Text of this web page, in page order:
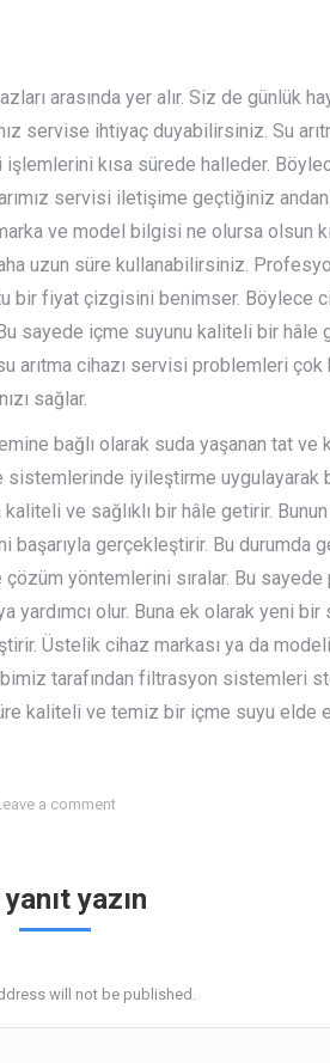
arasında yer alır. Siz de günlük
servise ihtiyaç duyabilirsiniz. Su
kısa sürede halleder.
servisi iletişime geçtiğiniz
ve model bilgisi ne olursa olsun
uzun süre kullanabilirsiniz.
fiyat çizgisini benimser. Böylece
sayede içme suyunu kaliteli bir hâle
arıtma cihazı servisi problemleri
sağlar.
bağlı olarak suda yaşanan tat ve
sistemlerinde iyileştirme
ve sağlıklı bir hâle getirir.
başarıyla gerçekleştirir. Bu durumda
yöntemlerini sıralar. Bu
yardımcı olur. Buna ek olarak yeni bir
Üstelik cihaz markası ya da
tarafından filtrasyon sistemleri
kaliteli ve temiz bir içme suyu elde
a comment
yazın
will not be published.